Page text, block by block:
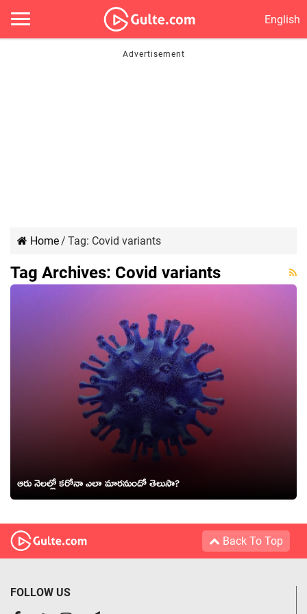
English
Home/ Tag: Covid variants
Tag Archives: Covid variants
ఆరు నెలల్లో కరోనా ఎలా మారనుందో తెలుసా?
Back To Top
FOLLOW US